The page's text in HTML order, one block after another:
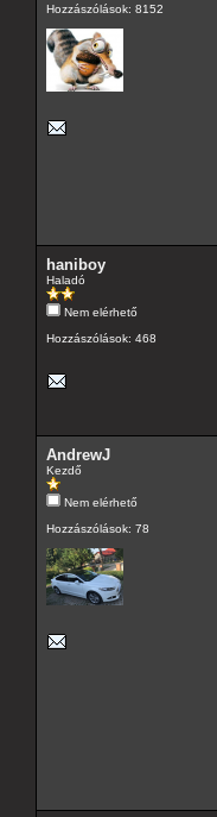
Hozzászólások: 8152
haniboy
Haladó
Nem elérhető
Hozzászólások: 468
AndrewJ
Kezdő
Nem elérhető
Hozzászólások: 78